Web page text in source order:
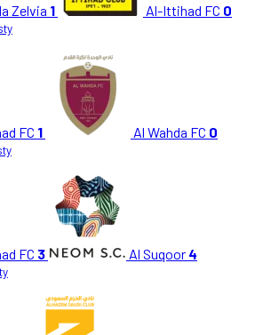
Zelvia 1 Al-Ittihad FC 0
FC 1 Al Wahda FC 0
FC 3 Al Suqoor 4